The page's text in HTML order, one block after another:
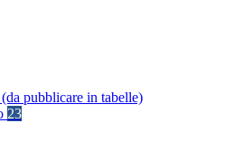
pubblicare in tabelle)
23